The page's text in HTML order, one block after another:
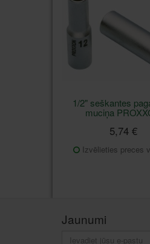
1/2" seškantes
muciņa
5,74 €
Izvēlieties preces
Jaunumi